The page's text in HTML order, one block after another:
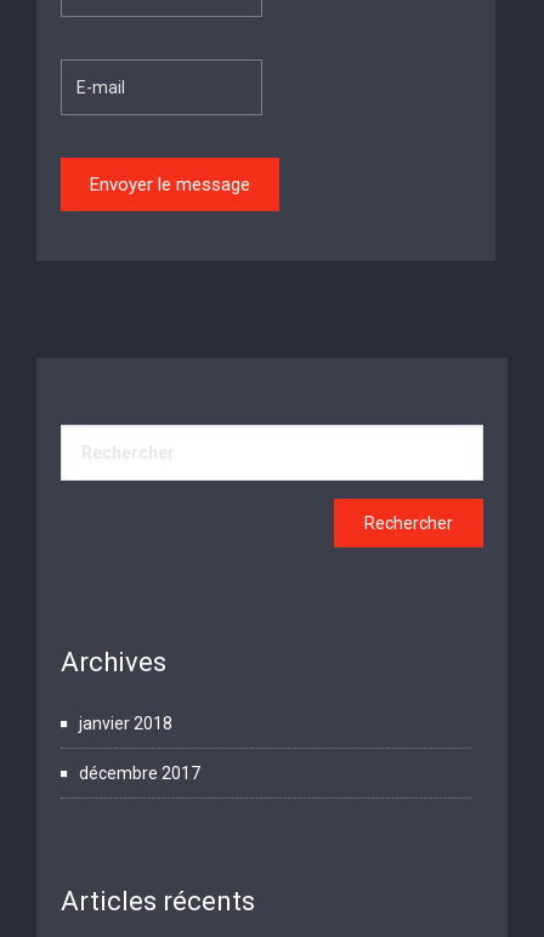
Archives
janvier 2018
décembre 2017
Articles récents